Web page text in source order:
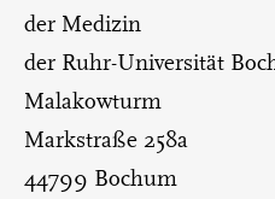
der Medizin
der Ruhr-Universität
Malakowturm
Markstraße 258a
44799 Bochum